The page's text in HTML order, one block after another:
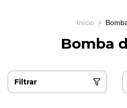
Início >
Bomba
Filtrar